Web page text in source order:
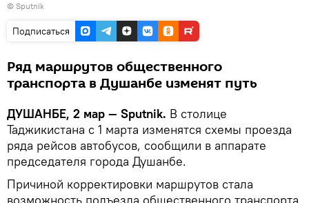
© Sputnik
Подписаться
Ряд маршрутов общественного
транспорта в Душанбе изменят путь
ДУШАНБЕ, 2 мар — Sputnik. В столице
Таджикистана с 1 марта изменятся схемы проезда
ряда рейсов автобусов, сообщили в аппарате
председателя города Душанбе.
Причиной корректировки маршрутов стала